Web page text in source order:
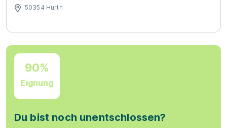
50354 Hürth
90%
Eignung
Du bist noch unentschlossen?